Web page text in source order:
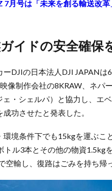
7月号は「未来を創る輸送改
ガイドの安全確保
DJIの日本法人DJI JAPAN
像制作会社の8KRAW、ネパ
ェ・シェルパ）と協力し、エ
功させたと発表した。
環境条件下でも15kgを運ぶこ
トル3本とその他の物資1.5kg
空輸し、復路はごみを持ち帰